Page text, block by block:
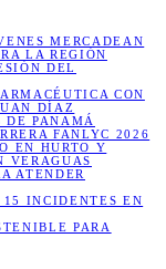
MERCADEAN
LA REGIÓN
DEL
CON
DÍAZ
DE PANAMÁ
FANLYC 2026
EN HURTO Y
VERAGUAS
ATENDER
INCIDENTES EN
PARA